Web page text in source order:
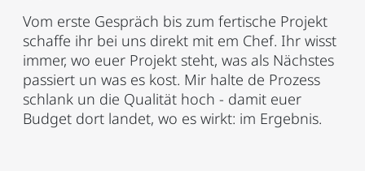
Vom erste Gespräch bis zum fertische Projekt
schaffe ihr bei uns direkt mit em Chef. Ihr wisst
immer, wo euer Projekt steht, was als Nächstes
passiert un was es kost. Mir halte de Prozess
schlank un die Qualität hoch - damit euer
Budget dort landet, wo es wirkt: im Ergebnis.